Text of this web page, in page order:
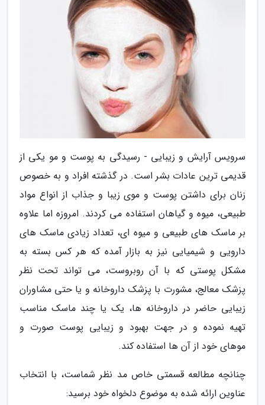
سرویس آرایش و زیبایی - رسیدگی به پوست و مو یکی از
قدیمی ترین عادات بشر است. در گذشته افراد و به خصوص
زنان برای داشتن پوست و موی زیبا و جذاب از انواع مواد
طبیعی، میوه و گیاهان استفاده می کردند. امروزه اما علاوه
بر ماسک های طبیعی و میوه ای، تعداد زیادی ماسک های
دارویی و شیمیایی نیز به بازار آمده که هر کس بسته به
مشکل پوستی که با آن روبروست، می تواند تحت نظر
پزشک معالج، مشورت با پزشک داروخانه و یا حتی مشاوران
زیبایی حاضر در داروخانه ها، یک یا چند ماسک مناسب
تهیه نموده و در جهت بهبود و زیبایی پوست صورت و
موهای خود از آن ها استفاده کند.
چنانچه مطالعه قسمتی خاص مد نظر شماست، با انتخاب
عناوین ارائه شده به موضوع دلخواه خود برسید: